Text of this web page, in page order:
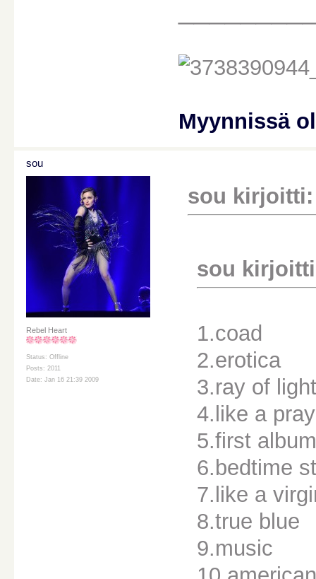
Myynnissä
sou
Rebel Heart
Status: Offline
Posts: 2011
Date: Jan 16 21:39 2009
sou kirjoitti:
sou
1.coad
2.erotica
3.ray of light
4.like a
5.first album
6.bedtime
7.like a
8.true blue
9.music